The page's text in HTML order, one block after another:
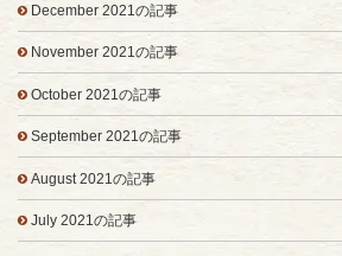
December 2021の記事
November 2021の記事
October 2021の記事
September 2021の記事
August 2021の記事
July 2021の記事